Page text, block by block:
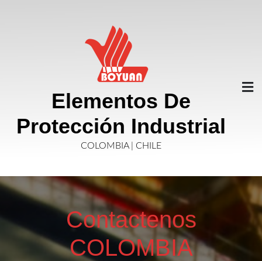
Elementos De
Protección Industrial
COLOMBIA | CHILE
Contactenos
COLOMBIA